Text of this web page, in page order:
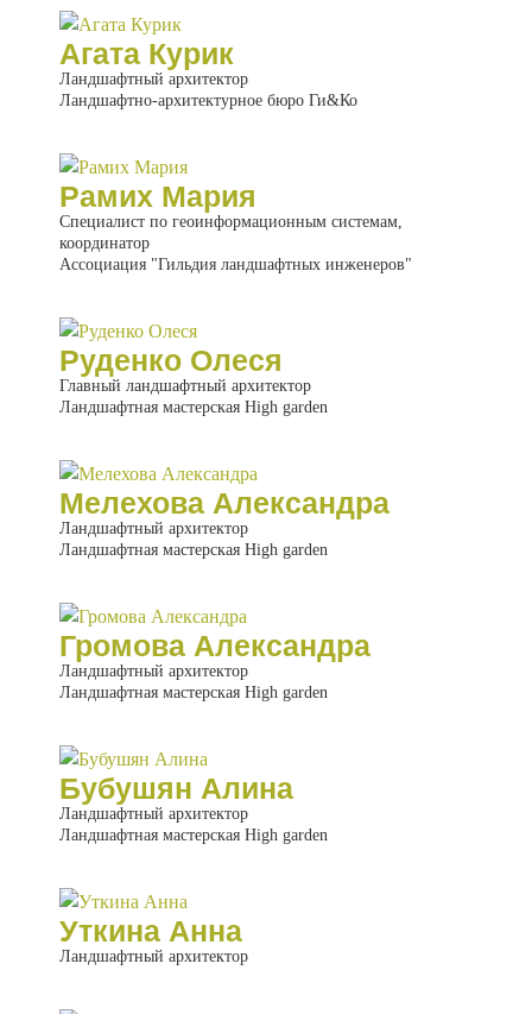
Агата Курик
Ландшафтный архитектор
Ландшафтно-архитектурное бюро Ги&Ко
Рамих Мария
Специалист по геоинформационным системам,
координатор
Ассоциация "Гильдия ландшафтных инженеров"
Руденко Олеся
Главный ландшафтный архитектор
Ландшафтная мастерская High garden
Мелехова Александра
Ландшафтный архитектор
Ландшафтная мастерская High garden
Громова Александра
Ландшафтный архитектор
Ландшафтная мастерская High garden
Бубушян Алина
Ландшафтный архитектор
Ландшафтная мастерская High garden
Уткина Анна
Ландшафтный архитектор